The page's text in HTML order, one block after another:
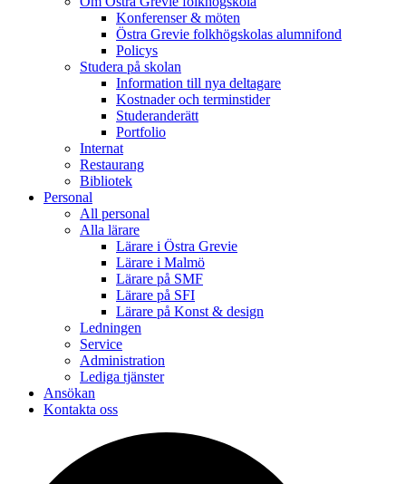
Konferenser & möten
Östra Grevie folkhögskolas alumnifond
Policys
Studera på skolan
Information till nya deltagare
Kostnader och terminstider
Studeranderätt
Portfolio
Internat
Restaurang
Bibliotek
Personal
All personal
Alla lärare
Lärare i Östra Grevie
Lärare i Malmö
Lärare på SMF
Lärare på SFI
Lärare på Konst & design
Ledningen
Service
Administration
Lediga tjänster
Ansökan
Kontakta oss